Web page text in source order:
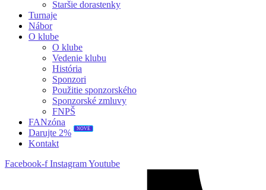
Staršie dorastenky
Turnaje
Nábor
O klube
O klube
Vedenie klubu
História
Sponzori
Použitie sponzorského
Sponzorské zmluvy
FNPŠ
FANzóna
Darujte 2%
NOVÉ
Kontakt
Facebook-f InstagramYoutube